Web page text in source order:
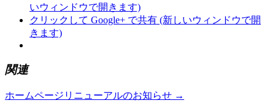
いウィンドウで開きます)
クリックして Google+ で共有 (新しいウィンドウで開
きます)
関連
ホームページリニューアルのお知らせ →